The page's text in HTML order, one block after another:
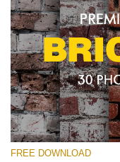
FREE DOWNLOAD